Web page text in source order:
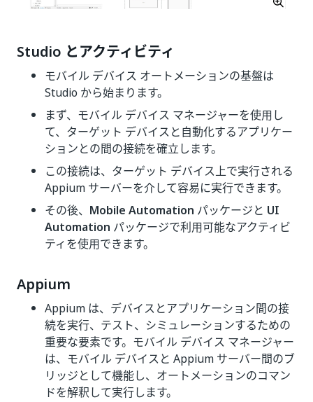
Studio とアクティビティ
モバイル デバイス オートメーションの基盤は
Studio から始まります。
まず、モバイル デバイス マネージャーを使用し
て、ターゲット デバイスと自動化するアプリケー
ションとの間の接続を確立します。
この接続は、ターゲット デバイス上で実行される
Appium サーバーを介して容易に実行できます。
その後、 Mobile Automation パッケージと UI
Automation パッケージで利用可能なアクティビ
ティを使用できます。
Appium
Appium は、デバイスとアプリケーション間の接
続を実行、テスト、シミュレーションするための
重要な要素です。モバイル デバイス マネージャー
は、モバイル デバイスと Appium サーバー間のブ
リッジとして機能し、オートメーションのコマン
ドを解釈して実行します。